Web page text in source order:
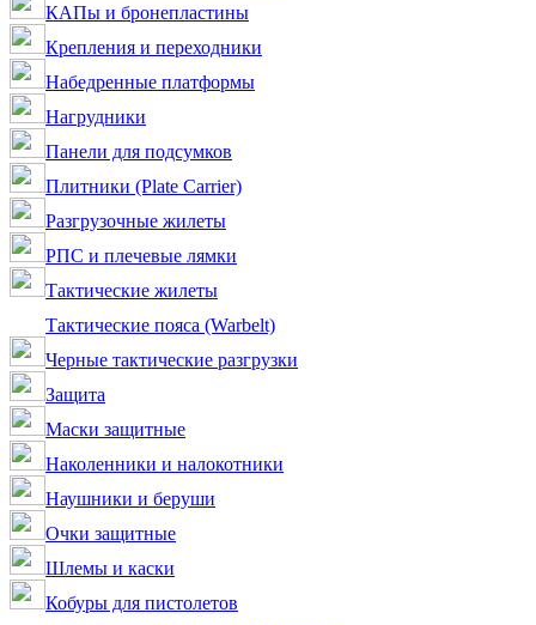
КАПы и бронепластины
Крепления и переходники
Набедренные платформы
Нагрудники
Панели для подсумков
Плитники (Plate Carrier)
Разгрузочные жилеты
РПС и плечевые лямки
Тактические жилеты
Тактические пояса (Warbelt)
Черные тактические разгрузки
Защита
Маски защитные
Наколенники и налокотники
Наушники и беруши
Очки защитные
Шлемы и каски
Кобуры для пистолетов